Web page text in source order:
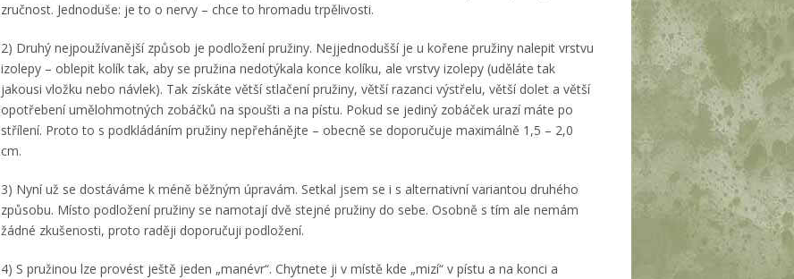
zručnost. Jednoduše: je to o nervy – chce to hromadu trpělivosti.
2) Druhý nejpoužívanější způsob je podložení pružiny. Nejjednodušší je u kořene pružiny nalepit vrstvu
izolepy – oblepit kolík tak, aby se pružina nedotýkala konce kolíku, ale vrstvy izolepy (uděláte tak
jakousi vložku nebo návlek). Tak získáte větší stlačení pružiny, větší razanci výstřelu, větší dolet a větší
opotřebení umělohmotných zobáčků na spoušti a na pístu. Pokud se jediný zobáček urazí máte po
střílení. Proto to s podkládáním pružiny nepřehánějte – obecně se doporučuje maximálně 1,5 – 2,0
cm.
3) Nyní už se dostáváme k méně běžným úpravám. Setkal jsem se i s alternativní variantou druhého
způsobu. Místo podložení pružiny se namotají dvě stejné pružiny do sebe. Osobně s tím ale nemám
žádné zkušenosti, proto raději doporučuji podložení.
4) S pružinou lze provést ještě jeden „manévr“. Chytnete ji v místě kde „mizí“ v pístu a na konci a